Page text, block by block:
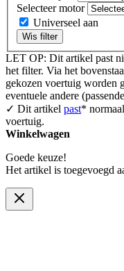
Selecteer motor
Universeel aan
Wis filter
LET OP: Dit artikel past
het filter. Via het
gekozen voertuig worden
eventuele andere
✓ Dit artikel past*
voertuig.
Winkelwagen
Goede keuze!
Het artikel is toegevoegd